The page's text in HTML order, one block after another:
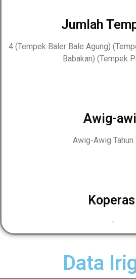
Jumlah
4 (Tempek Baler Bale Agung)
Babakan) (Tempek
Awig-
Awig-Awig Tahun
-
Data